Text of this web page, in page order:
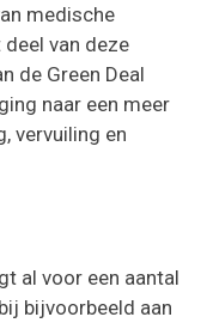
medische
van deze
de Green Deal
naar een meer
vervuiling en
al voor een aantal
bijvoorbeeld aan